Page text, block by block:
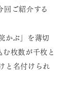
回ご紹介する
かぶ」を薄切
む枚数が千枚と
と名付けられ